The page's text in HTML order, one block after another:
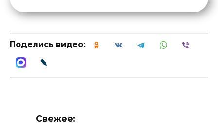
Поделись видео:
Свежее: